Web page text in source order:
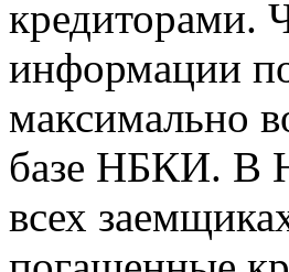
кредиторами.
информации
максимально
базе НБКИ. В
всех